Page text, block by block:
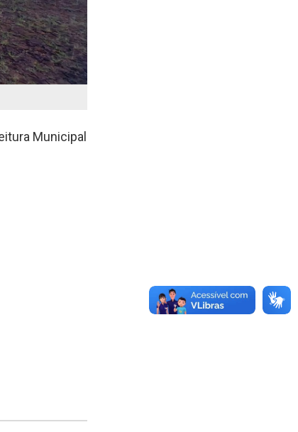
Municipal